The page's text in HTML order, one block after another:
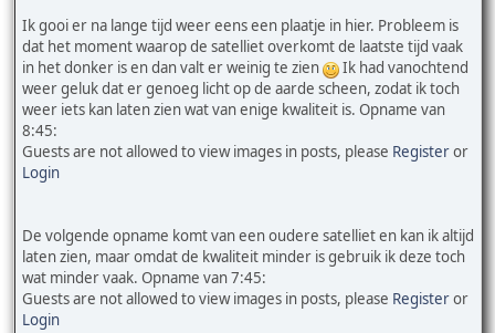
Ik gooi er na lange tijd weer eens een plaatje in hier. Probleem is
dat het moment waarop de satelliet overkomt de laatste tijd vaak
in het donker is en dan valt er weinig te zien
Ik had vanochtend
weer geluk dat er genoeg licht op de aarde scheen, zodat ik toch
weer iets kan laten zien wat van enige kwaliteit is. Opname van
8:45:
Guests are not allowed to view images in posts, please Registeror
Login
De volgende opname komt van een oudere satelliet en kan ik altijd
laten zien, maar omdat de kwaliteit minder is gebruik ik deze toch
wat minder vaak. Opname van 7:45:
Guests are not allowed to view images in posts, please Registeror
Login